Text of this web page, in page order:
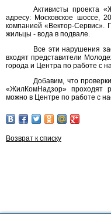
Активисты проекта
адресу: Московское шоссе,
компанией «Вектор-Сервис».
жильцы - вода в подвале.
Все эти нарушения
входят представители
города и Центра по работе с
Добавим, что
«ЖилКомНадзор» проходят
можно в Центре по работе с
Возврат к списку